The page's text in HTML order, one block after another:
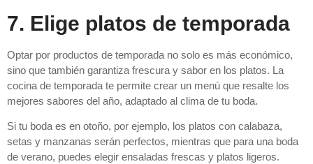
7. Elige platos de temporada
Optar por productos de temporada no solo es más económico,
sino que también garantiza frescura y sabor en los platos. La
cocina de temporada te permite crear un menú que resalte los
mejores sabores del año, adaptado al clima de tu boda.
Si tu boda es en otoño, por ejemplo, los platos con calabaza,
setas y manzanas serán perfectos, mientras que para una boda
de verano, puedes elegir ensaladas frescas y platos ligeros.